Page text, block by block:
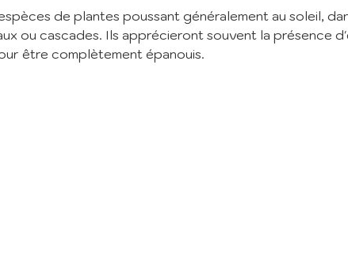
de plantes poussant généralement au soleil,
ou cascades. Ils apprécieront souvent la présence
être complètement épanouis.